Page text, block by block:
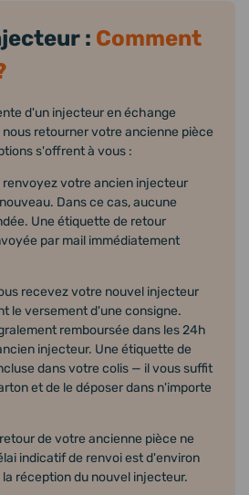
: Comment
d'un injecteur en échange
retourner votre ancienne pièce
s'offrent à vous :
renvoyez votre ancien injecteur
Dans ce cas, aucune
Une étiquette de retour
par mail immédiatement
recevez votre nouvel injecteur
le versement d'une consigne.
remboursée dans les 24h
injecteur. Une étiquette de
dans votre colis — il vous suffit
et de le déposer dans n'importe
de votre ancienne pièce ne
indicatif de renvoi est d'environ
réception du nouvel injecteur.